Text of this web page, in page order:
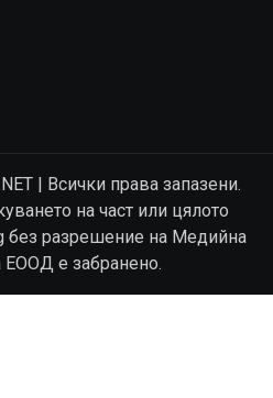
| Всички права запазени.
на част или цялото
без разрешение на Медийна
ЕООД е забранено.